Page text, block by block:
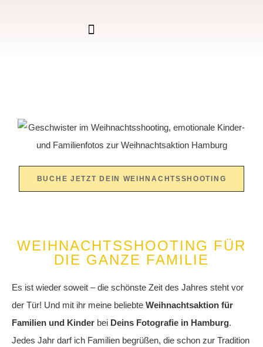
BUCHE JETZT DEIN WEIHNACHTSSHOOTING
WEIHNACHTSSHOOTING FÜR
DIE GANZE FAMILIE
Es ist wieder soweit – die schönste Zeit des Jahres steht vor
der Tür! Und mit ihr meine beliebte Weihnachtsaktion für
Familien und Kinder bei Deins Fotografie in Hamburg.
Jedes Jahr darf ich Familien begrüßen, die schon zur Tradition